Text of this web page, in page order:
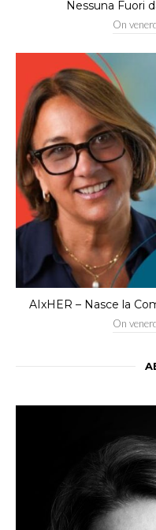
Nessuna Fuori
On
AIxHER – Nasce la
On